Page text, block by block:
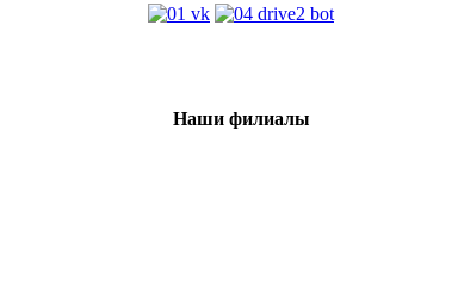
Наши филиалы